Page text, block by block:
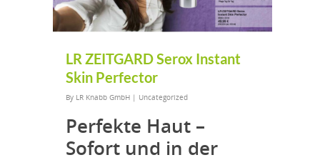
LR ZEITGARD Serox Instant
Skin Perfector
By LR Knabb GmbH | Uncategorized
Perfekte Haut –
Sofort und in der